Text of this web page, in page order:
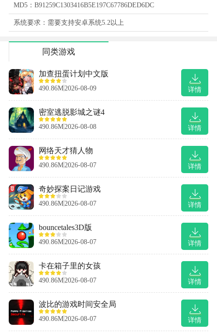
MD5：B91259C1303416B5E197C67786DED6DC
系统要求：需要支持安卓系统5.2以上
同类游戏
详情
加查扭蛋计划中文版
490.86M 2026-08-09
详情
密室逃脱影城之谜4
490.86M 2026-08-08
详情
网络天才猜人物
490.86M 2026-08-07
详情
奇妙探案日记游戏
490.86M 2026-08-07
详情
bouncetales3D版
490.86M 2026-08-07
详情
卡在箱子里的女孩
490.86M 2026-08-07
详情
波比的游戏时间安全局
490.86M 2026-08-07